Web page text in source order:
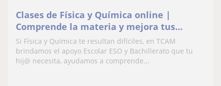
Clases de Física y Química online |
Comprende la materia y mejora tus
resultados
Si Física y Química te resultan difíciles, en TCAM
brindamos el apoyo Escolar ESO y Bachillerato que tu
hij@ necesita, ayudamos a comprende...